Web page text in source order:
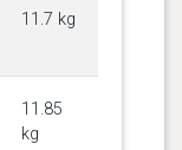
11.7 kg
11.85
kg